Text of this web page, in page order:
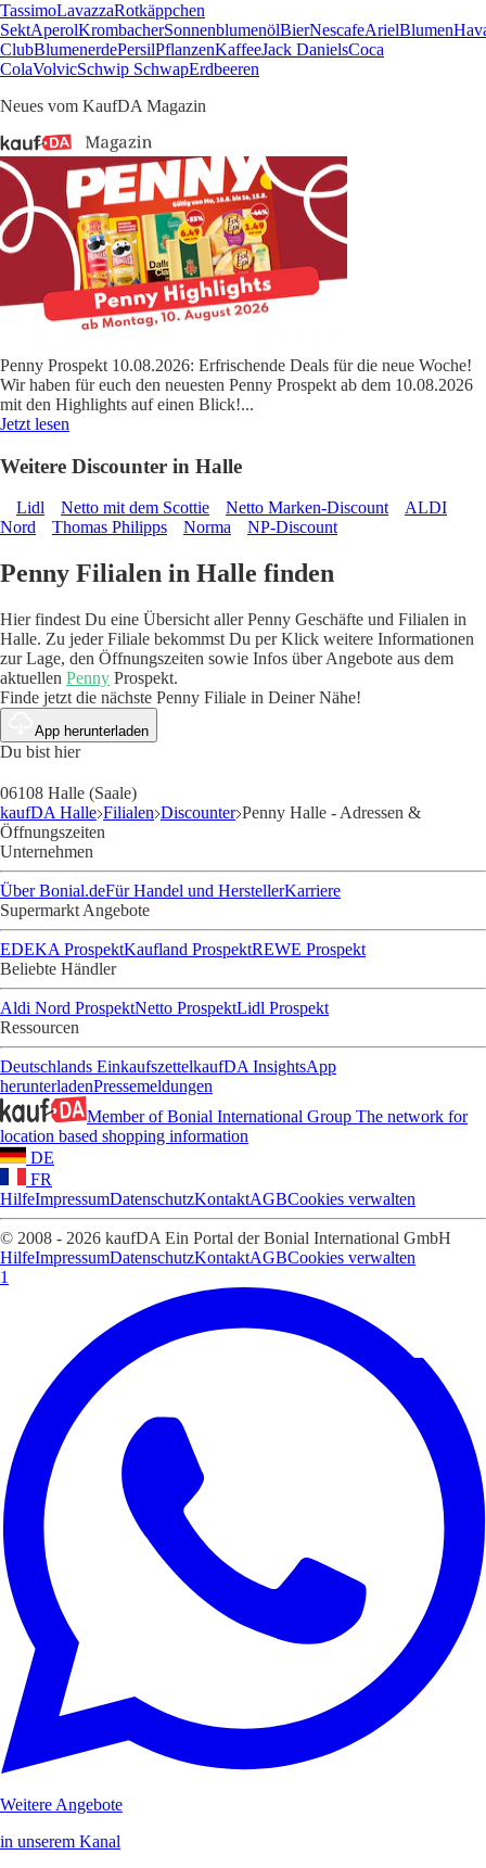
TassimoLavazzaRotkäppchen
SektAperolKrombacherSonnenblumenölBierNescafeArielBlumen
ClubBlumenerdePersilPflanzenKaffeeJack DanielsCoca
ColaVolvicSchwip SchwapErdbeeren
Neues vom KaufDA Magazin
Penny Prospekt 10.08.2026: Erfrischende Deals für die neue Woche!
Wir haben für euch den neuesten Penny Prospekt ab dem 10.08.2026
mit den Highlights auf einen Blick!...
Jetzt lesen
Weitere Discounter in Halle
Lidl Netto mit dem Scottie Netto Marken-Discount
ALDI
Nord
Thomas Philipps Norma NP-Discount
Penny Filialen in Halle finden
Hier findest Du eine Übersicht aller Penny Geschäfte und Filialen in
Halle. Zu jeder Filiale bekommst Du per Klick weitere Informationen
zur Lage, den Öffnungszeiten sowie Infos über Angebote aus dem
aktuellen Penny Prospekt.
Finde jetzt die nächste Penny Filiale in Deiner Nähe!
App herunterladen
Du bist hier
06108 Halle (Saale)
kaufDA Halle Filialen Discounter Penny Halle - Adressen &
Öffnungszeiten
Unternehmen
Über Bonial.deFür Handel und HerstellerKarriere
Supermarkt Angebote
EDEKA ProspektKaufland ProspektREWE Prospekt
Beliebte Händler
Aldi Nord ProspektNetto ProspektLidl Prospekt
Ressourcen
Deutschlands EinkaufszettelkaufDA InsightsApp
herunterladenPressemeldungen
Member of Bonial International Group The network for
location based shopping information
DE
FR
HilfeImpressumDatenschutzKontaktAGBCookies verwalten
© 2008 - 2026 kaufDA Ein Portal der Bonial International GmbH
HilfeImpressumDatenschutzKontaktAGBCookies verwalten
1
Weitere Angebote
in unserem Kanal